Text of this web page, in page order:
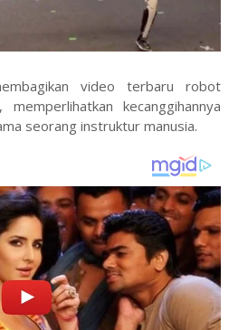
video terbaru robot
kecanggihannya
seorang instruktur manusia.